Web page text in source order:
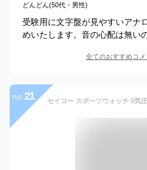
どんどん(50代・男性)
受験用に文字盤が見やすいアナ
めいたします。音の心配は無い
全てのおすすめコメ
no. 21